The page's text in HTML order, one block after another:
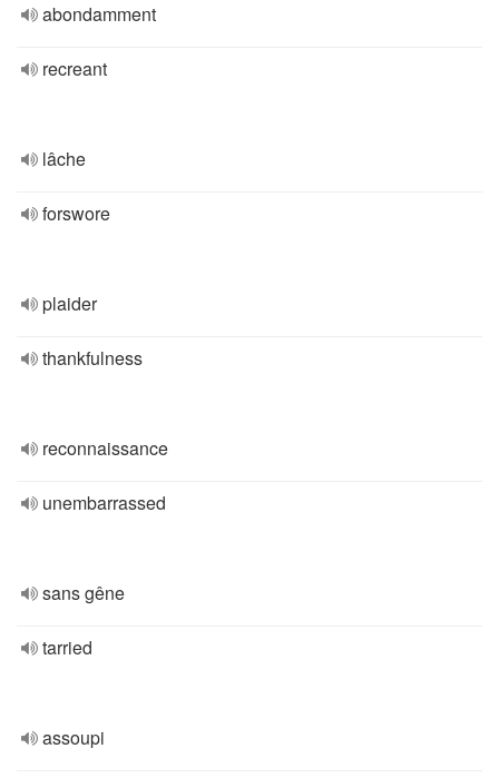
abondamment
recreant
lâche
forswore
plaider
thankfulness
reconnaissance
unembarrassed
sans gêne
tarried
assoupi